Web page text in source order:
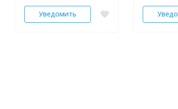
Уведомить